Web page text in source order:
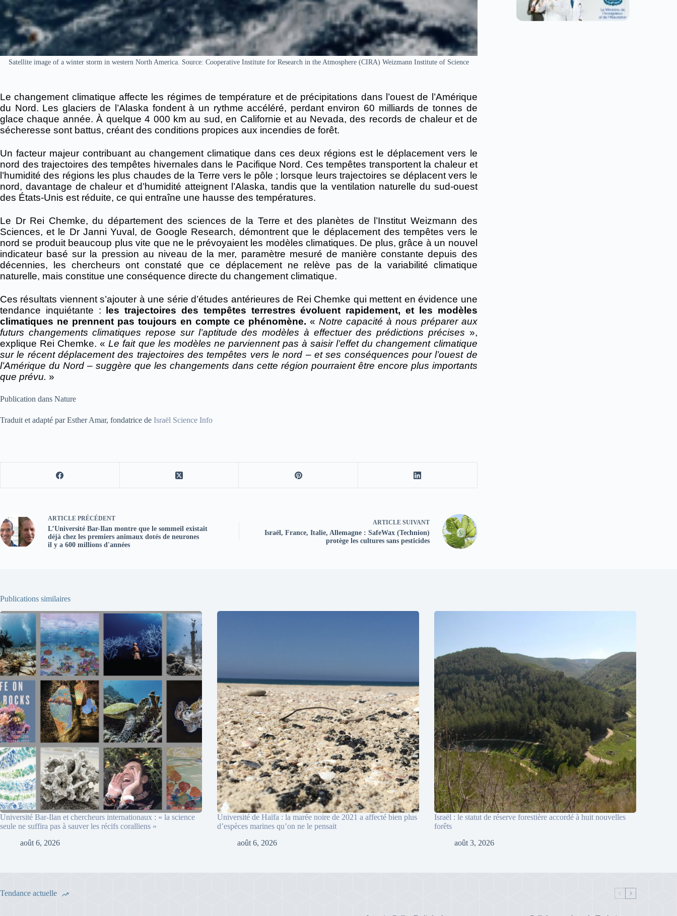
Satellite image of a winter storm in western North America. Source: Cooperative Institute for Research in the Atmosphere (CIRA) Weizmann Institute of Science
Le changement climatique affecte les régimes de température et de précipitations dans l’ouest de l’Amérique
du Nord. Les glaciers de l’Alaska fondent à un rythme accéléré, perdant environ 60 milliards de tonnes de
glace chaque année. À quelque 4 000 km au sud, en Californie et au Nevada, des records de chaleur et de
sécheresse sont battus, créant des conditions propices aux incendies de forêt.
Un facteur majeur contribuant au changement climatique dans ces deux régions est le déplacement vers le
nord des trajectoires des tempêtes hivernales dans le Pacifique Nord. Ces tempêtes transportent la chaleur et
l’humidité des régions les plus chaudes de la Terre vers le pôle ; lorsque leurs trajectoires se déplacent vers le
nord, davantage de chaleur et d’humidité atteignent l’Alaska, tandis que la ventilation naturelle du sud-ouest
des États-Unis est réduite, ce qui entraîne une hausse des températures.
Le Dr Rei Chemke, du département des sciences de la Terre et des planètes de l’Institut Weizmann des
Sciences, et le Dr Janni Yuval, de Google Research, démontrent que le déplacement des tempêtes vers le
nord se produit beaucoup plus vite que ne le prévoyaient les modèles climatiques. De plus, grâce à un nouvel
indicateur basé sur la pression au niveau de la mer, paramètre mesuré de manière constante depuis des
décennies, les chercheurs ont constaté que ce déplacement ne relève pas de la variabilité climatique
naturelle, mais constitue une conséquence directe du changement climatique.
Ces résultats viennent s’ajouter à une série d’études antérieures de Rei Chemke qui mettent en évidence une
tendance inquiétante :
les trajectoires des tempêtes terrestres évoluent rapidement, et les modèles
climatiques ne prennent pas toujours en compte ce phénomène. «Notre capacité à nous préparer aux
futurs changements climatiques repose sur l’aptitude des modèles à effectuer des prédictions précises »,
explique Rei Chemke. «Le fait que les modèles ne parviennent pas à saisir l’effet du changement climatique
sur le récent déplacement des trajectoires des tempêtes vers le nord – et ses conséquences pour l’ouest de
l’Amérique du Nord – suggère que les changements dans cette région pourraient être encore plus importants
que prévu. »
Publication dans Nature
Traduit et adapté par Esther Amar, fondatrice de Israël Science Info
ARTICLE PRÉCÉDENT
L’Université Bar-Ilan montre que le sommeil existait
déjà chez les premiers animaux dotés de neurones
il y a 600 millions d'années
ARTICLESUIVANT
Israël, France, Italie, Allemagne : SafeWax (Technion)
protège les cultures sans pesticides
Publications similaires
Université Bar-Ilan et chercheurs internationaux : « la science
seule ne suffira pas à sauver les récifs coralliens »
août 6, 2026
Université de Haïfa : la marée noire de 2021 a affecté bien plus
d’espèces marines qu’on ne le pensait
août 6, 2026
Israël : le statut de réserve forestière accordé à huit nouvelles
forêts
août 3, 2026
Tendance actuelle